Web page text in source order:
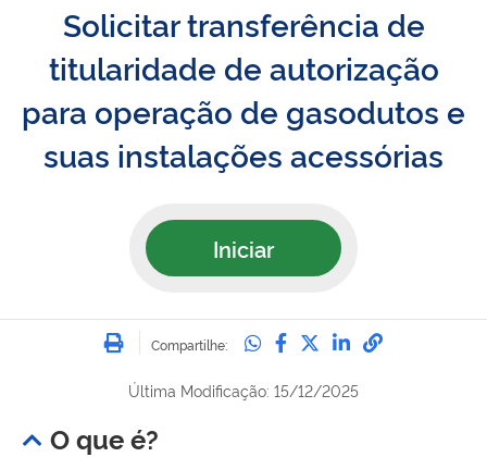
Solicitar transferência de
titularidade de autorização
para operação de gasodutos e
suas instalações acessórias
Iniciar
Imprimir
Compartilhe: Compartilhe no
Compartilhe no
Compartilhe no
Compartilhe
Última Modificação: 15/12/2025
O que é?